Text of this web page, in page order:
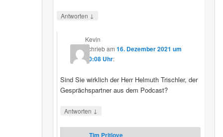
Antworten ↓
Kevin
schriebam16. Dezember 2021 um
20:08 Uhr:
Sind Sie wirklich der Herr Helmuth Trischler, der
Gesprächspartner aus dem Podcast?
Antworten ↓
Tim Pritlove